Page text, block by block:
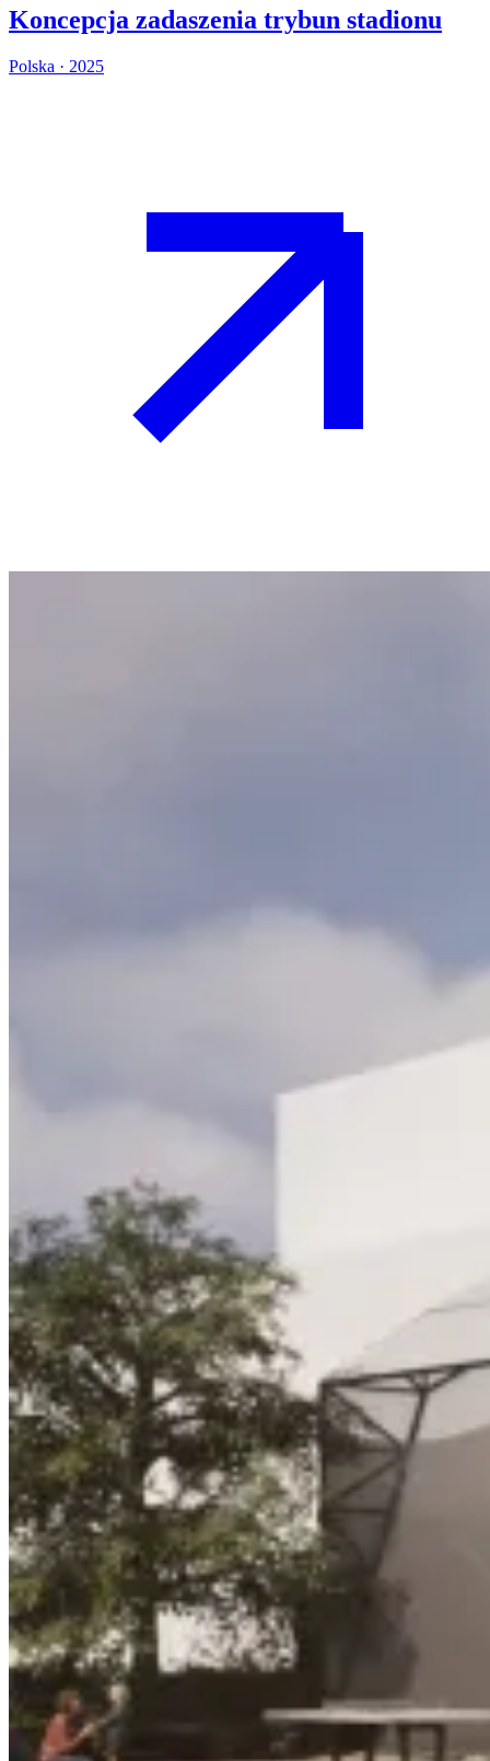
Koncepcja zadaszenia trybun stadionu
Polska · 2025